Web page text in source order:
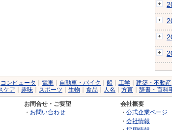
コンピュータ 電車 自動車・バイク 船 工学 建築・不動産
ケア 趣味 スポーツ 生物 食品 人名 方言 辞書・百科
お問合せ・ご要望
・ お問い合わせ
会社概要
・ 公式企業ページ
・ 会社情報